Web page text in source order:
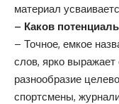
материал
– Каков
– Точное, емкое
слов, ярко
разнообразие
спортсмены,